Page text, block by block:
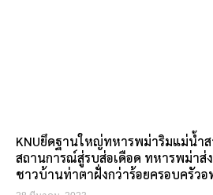
KNUยึดฐานใหญ่ทหารพม่าริมแม่น้ำ
สถานการณ์สู่รบส่อเดือด ทหารพม่าส่
ชาวบ้านท่าตาฝั่งกว่าร้อยครอบครัว